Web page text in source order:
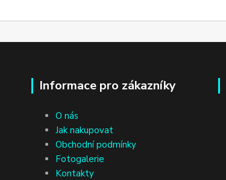
Informace pro zákazníky
O nás
Jak nakupovat
Obchodní podmínky
Fotogalerie
Kontakty